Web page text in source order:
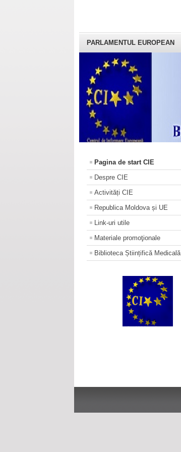
PARLAMENTUL EUROPEAN
Pagina de start CIE
Despre CIE
Activități CIE
Republica Moldova și UE
Link-uri utile
Materiale promoţionale
Biblioteca Științifică Medicală